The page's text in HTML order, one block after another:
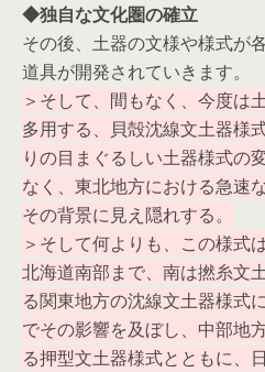
◆独自な文化圏の確立
その後、土器の文様や様式が
道具が開発されていきます。
＞そして、間もなく、今度は
多用する、貝殻沈線文土器様
りの目まぐるしい土器様式の
なく、東北地方における急速
その背景に見え隠れする。
＞そして何よりも、この様式
北海道南部まで、南は撚糸文
る関東地方の沈線文土器様式
でその影響を及ぼし、中部地
る押型文土器様式とともに、